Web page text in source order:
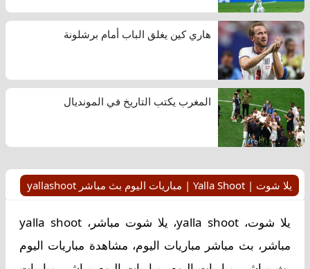
هاري كين يغلق الباب أمام برشلونة
المغرب يكتب التاريخ في المونديال
يلا شوت | Yalla Shoot | مباريات اليوم بث مباشر yallashoot
يلا شوت، yalla shoot، يلا شوت مباشر، yalla shoot
مباشر، بث مباشر مباريات اليوم، مشاهدة مباريات اليوم